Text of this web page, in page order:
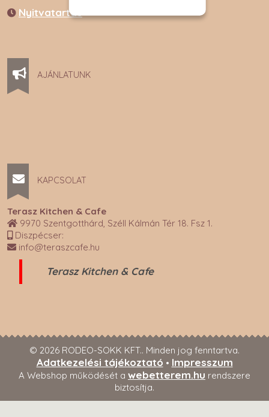
Nyitvatartás
AJÁNLATUNK
KAPCSOLAT
Terasz Kitchen & Cafe
9970 Szentgotthárd, Széll Kálmán Tér 18. Fsz 1.
Diszpécser:
info@teraszcafe.hu
Terasz Kitchen & Cafe
© 2026 RODEO-SOKK KFT.. Minden jog fenntartva.
Adatkezelési tájékoztató • Impresszum
A Webshop működését a webetterem.hu rendszere
biztosítja.